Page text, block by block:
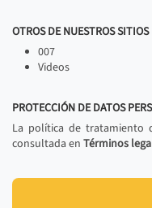
OTROS DE NUESTROS SITIOS
007
Videos
PROTECCIÓN DE DATOS
La política de tratamiento
consultada en Términos